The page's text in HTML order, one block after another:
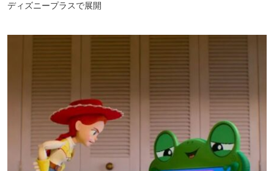
ディズニープラスで展開